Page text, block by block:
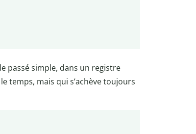
passé simple, dans un registre
temps, mais qui s’achève toujours